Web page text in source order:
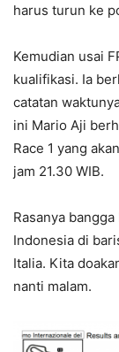
harus turun ke
Kemudian usai
kualifikasi. Ia
catatan
ini Mario Aji
Race 1 yang
jam 21.30 WIB.
Rasanya
Indonesia di
Italia. Kita
nanti malam.